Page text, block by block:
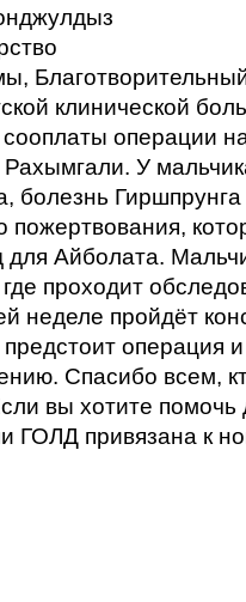
клинической
сооплаты операции
У
болезнь
пожертвования,
Айболата.
проходит
неделе пройдёт
операция и
Спасибо всем,
вы хотите
ГОЛД привязана к